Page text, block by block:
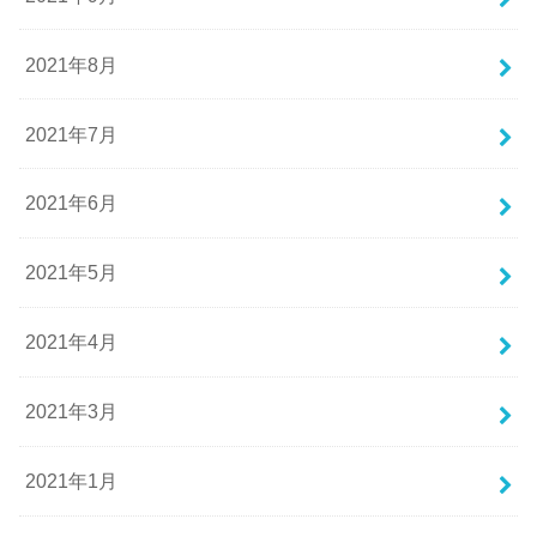
2021年8月
2021年7月
2021年6月
2021年5月
2021年4月
2021年3月
2021年1月